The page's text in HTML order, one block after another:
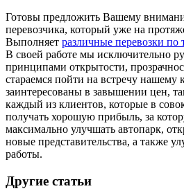
Готовы предложить Вашему
перевозчика, который уже на
Выполняет различные перевозки по
В своей работе мы исключительно
принципами открытости,
стараемся пойти на встречу
заинтересованы в завышении цен,
каждый из клиентов, которые в
получать хорошую прибыль, за
максимально улучшать автопарк,
новые представительства, а также
работы.
Другие статьи